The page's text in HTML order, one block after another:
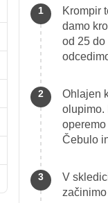
Krompir
damo
od 25 do
Ohlajen
olupimo.
Čebulo
V